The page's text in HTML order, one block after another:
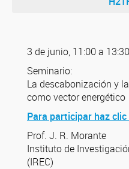
3 de junio, 11:00 a
Seminario:
La descabonización y
como vector energético
Para participar haz clic
Prof. J. R. Morante
Instituto de
(IREC)